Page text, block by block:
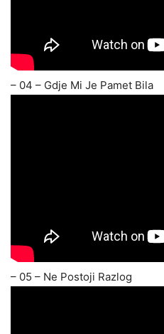
– 04 – Gdje Mi Je Pamet Bila
– 05 – Ne Postoji Razlog